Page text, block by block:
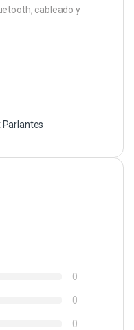
cableado y
Parlantes
0
0
0